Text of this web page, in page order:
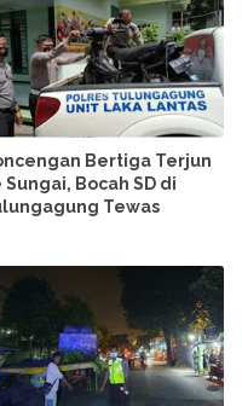
Bertiga Terjun
Sungai, Bocah SD di
Tewas